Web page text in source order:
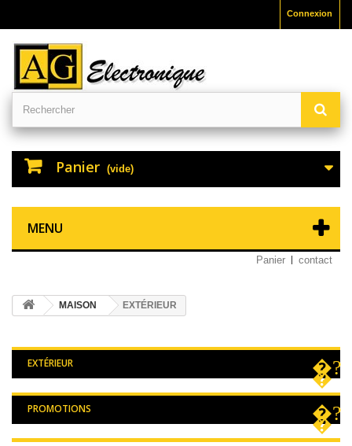
Connexion
Panier (vide)
MENU
Panier contact
MAISON EXTÉRIEUR
EXTÉRIEUR
PROMOTIONS